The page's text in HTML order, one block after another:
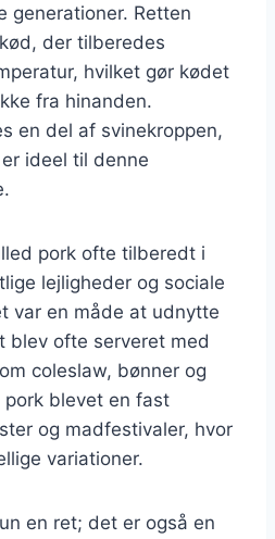
generationer. Retten
der tilberedes
hvilket gør kødet
fra hinanden.
en del af svinekroppen,
ideel til denne
pork ofte tilberedt i
lejligheder og sociale
var en måde at udnytte
blev ofte serveret med
coleslaw, bønner og
blevet en fast
og madfestivaler, hvor
variationer.
en ret; det er også en